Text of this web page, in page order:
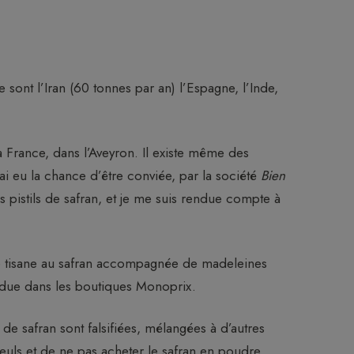
l’Iran (60 tonnes par an) l’Espagne, l’Inde,
dans l’Aveyron. Il existe même des
eu la chance d’être conviée, par la société Bien
de safran, et je me suis rendue compte à
au safran accompagnée de madeleines
dans les boutiques Monoprix.
safran sont falsifiées, mélangées à d’autres